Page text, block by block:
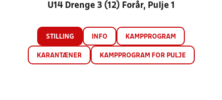
U14 Drenge 3 (12) Forår, Pulje 1
STILLING INFO KAMPPROGRAM
KARANTÆNER KAMPPROGRAM FOR PULJE